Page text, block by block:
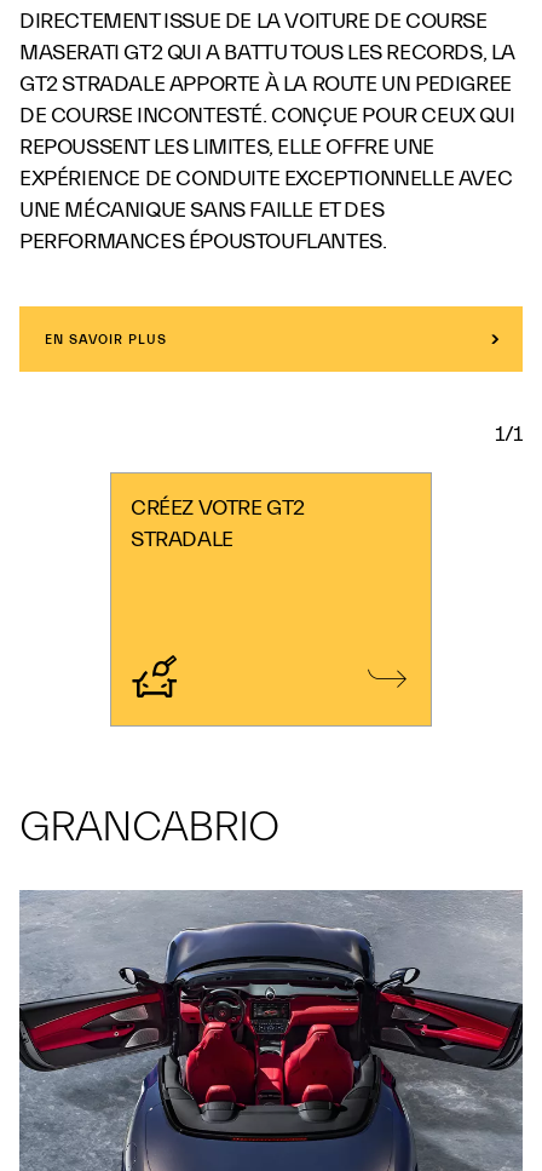
DIRECTEMENT ISSUE DE LA VOITURE DE COURSE
MASERATI GT2 QUI A BATTU TOUS LES RECORDS, LA
GT2 STRADALE APPORTE À LA ROUTE UN PEDIGREE
DE COURSE INCONTESTÉ. CONÇUE POUR CEUX QUI
REPOUSSENT LES LIMITES, ELLE OFFRE UNE
EXPÉRIENCE DE CONDUITE EXCEPTIONNELLE AVEC
UNE MÉCANIQUE SANS FAILLE ET DES
PERFORMANCES ÉPOUSTOUFLANTES.
EN SAVOIR PLUS
1/1
CRÉEZ VOTRE GT2
STRADALE
GRANCABRIO